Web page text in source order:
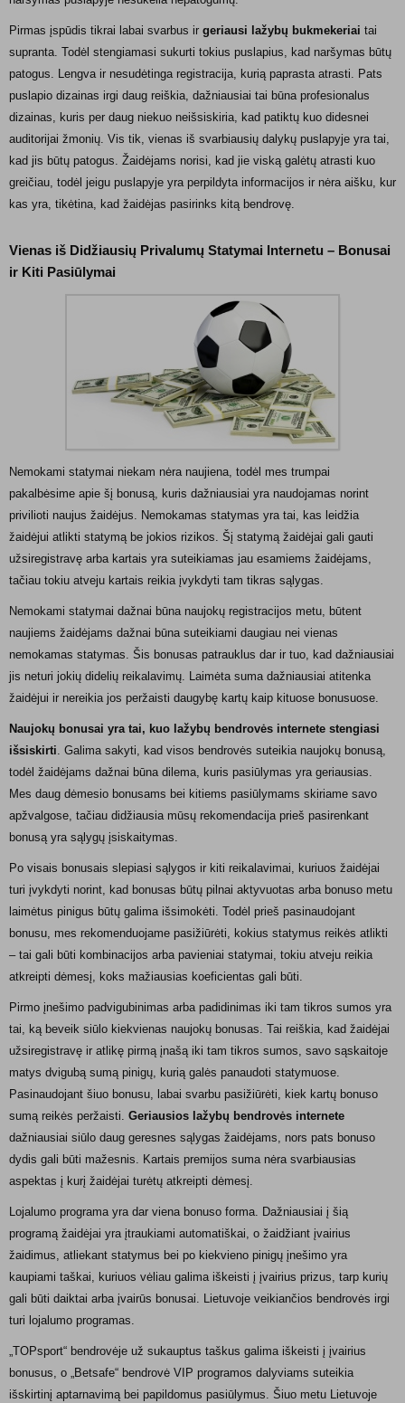
Pirmas įspūdis tikrai labai svarbus ir geriausi lažybų bukmekeriai tai
supranta. Todėl stengiamasi sukurti tokius puslapius, kad naršymas būtų
patogus. Lengva ir nesudėtinga registracija, kurią paprasta atrasti. Pats
puslapio dizainas irgi daug reiškia, dažniausiai tai būna profesionalus
dizainas, kuris per daug niekuo neišsiskiria, kad patiktų kuo didesnei
auditorijai žmonių. Vis tik, vienas iš svarbiausių dalykų puslapyje yra tai,
kad jis būtų patogus. Žaidėjams norisi, kad jie viską galėtų atrasti kuo
greičiau, todėl jeigu puslapyje yra perpildyta informacijos ir nėra aišku, kur
kas yra, tikėtina, kad žaidėjas pasirinks kitą bendrovę.
Vienas iš Didžiausių Privalumų Statymai Internetu – Bonusai
ir Kiti Pasiūlymai
Nemokami statymai niekam nėra naujiena, todėl mes trumpai
pakalbėsime apie šį bonusą, kuris dažniausiai yra naudojamas norint
privilioti naujus žaidėjus. Nemokamas statymas yra tai, kas leidžia
žaidėjui atlikti statymą be jokios rizikos. Šį statymą žaidėjai gali gauti
užsiregistravę arba kartais yra suteikiamas jau esamiems žaidėjams,
tačiau tokiu atveju kartais reikia įvykdyti tam tikras sąlygas.
Nemokami statymai dažnai būna naujokų registracijos metu, būtent
naujiems žaidėjams dažnai būna suteikiami daugiau nei vienas
nemokamas statymas. Šis bonusas patrauklus dar ir tuo, kad dažniausiai
jis neturi jokių didelių reikalavimų. Laimėta suma dažniausiai atitenka
žaidėjui ir nereikia jos peržaisti daugybę kartų kaip kituose bonusuose.
Naujokų bonusai yra tai, kuo lažybų bendrovės internete stengiasi
išsiskirti. Galima sakyti, kad visos bendrovės suteikia naujokų bonusą,
todėl žaidėjams dažnai būna dilema, kuris pasiūlymas yra geriausias.
Mes daug dėmesio bonusams bei kitiems pasiūlymams skiriame savo
apžvalgose, tačiau didžiausia mūsų rekomendacija prieš pasirenkant
bonusą yra sąlygų įsiskaitymas.
Po visais bonusais slepiasi sąlygos ir kiti reikalavimai, kuriuos žaidėjai
turi įvykdyti norint, kad bonusas būtų pilnai aktyvuotas arba bonuso metu
laimėtus pinigus būtų galima išsimokėti. Todėl prieš pasinaudojant
bonusu, mes rekomenduojame pasižiūrėti, kokius statymus reikės atlikti
– tai gali būti kombinacijos arba pavieniai statymai, tokiu atveju reikia
atkreipti dėmesį, koks mažiausias koeficientas gali būti.
Pirmo įnešimo padvigubinimas arba padidinimas iki tam tikros sumos yra
tai, ką beveik siūlo kiekvienas naujokų bonusas. Tai reiškia, kad žaidėjai
užsiregistravę ir atlikę pirmą įnašą iki tam tikros sumos, savo sąskaitoje
matys dvigubą sumą pinigų, kurią galės panaudoti statymuose.
Pasinaudojant šiuo bonusu, labai svarbu pasižiūrėti, kiek kartų bonuso
sumą reikės peržaisti. Geriausios lažybų bendrovės internete
dažniausiai siūlo daug geresnes sąlygas žaidėjams, nors pats bonuso
dydis gali būti mažesnis. Kartais premijos suma nėra svarbiausias
aspektas į kurį žaidėjai turėtų atkreipti dėmesį.
Lojalumo programa yra dar viena bonuso forma. Dažniausiai į šią
programą žaidėjai yra įtraukiami automatiškai, o žaidžiant įvairius
žaidimus, atliekant statymus bei po kiekvieno pinigų įnešimo yra
kaupiami taškai, kuriuos vėliau galima iškeisti į įvairius prizus, tarp kurių
gali būti daiktai arba įvairūs bonusai. Lietuvoje veikiančios bendrovės irgi
turi lojalumo programas.
„TOPsport“ bendrovėje už sukauptus taškus galima iškeisti į įvairius
bonusus, o „Betsafe“ bendrovė VIP programos dalyviams suteikia
išskirtinį aptarnavimą bei papildomus pasiūlymus. Šiuo metu Lietuvoje